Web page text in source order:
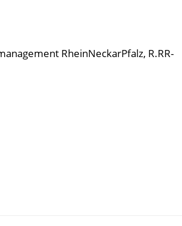
RheinNeckarPfalz, R.RR-